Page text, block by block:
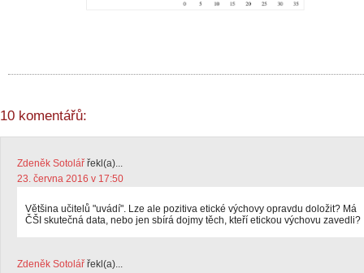
10 komentářů:
Zdeněk Sotolář řekl(a)...
23. června 2016 v 17:50
Většina učitelů "uvádí". Lze ale pozitiva etické výchovy opravdu doložit? Má
ČŠI skutečná data, nebo jen sbírá dojmy těch, kteří etickou výchovu zavedli?
Zdeněk Sotolář řekl(a)...